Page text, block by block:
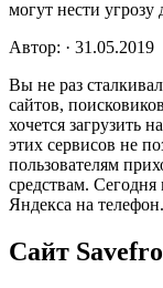
могут нести угрозу
Автор: · 31.05.2019
Вы не раз
сайтов,
хочется загрузить
этих сервисов не
пользователям
средствам.
Яндекса на телефон.
Сайт